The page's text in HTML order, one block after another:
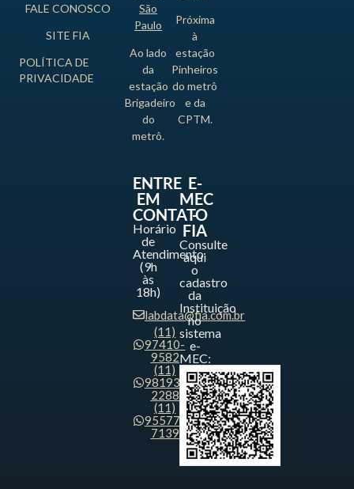
FALE CONOSCO
SITE FIA
POLÍTICA DE
PRIVACIDADE
São
Paulo
Ao lado
da
estação
Brigadeiro
do
metrô.
Próxima
à
estação
Pinheiros
do metrô
e da
CPTM.
ENTRE
EM
CONTATO
Horário
de
Atendimento
(9h
às
18h)
labdata@fia.com.br
(11)
97410-
9582
(11)
98193-
2288
(11)
95577-
7139
E-
MEC
-
FIA
Consulte
aqui
o
cadastro
da
Instituição
no
sistema
e-
MEC: